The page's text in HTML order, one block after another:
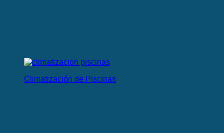
Climatización de Piscinas